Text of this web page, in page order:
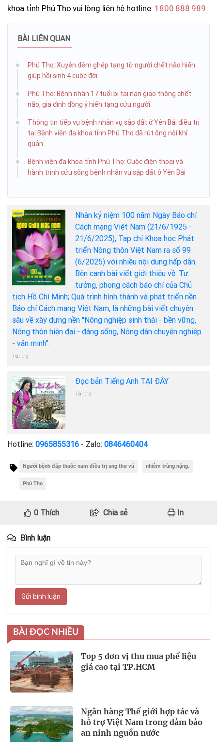
khoa tỉnh Phú Thọ vui lòng liên hệ hotline: 1800 888 989
BÀI LIÊN QUAN
Phú Thọ: Xuyên đêm ghép tạng từ người chết não hiến
giúp hồi sinh 4 cuộc đời
Phú Thọ: Bệnh nhân 17 tuổi bị tai nạn giao thông chết
não, gia đình đồng ý hiến tạng cứu người
Thông tin tiếp vụ bệnh nhân vụ sập đất ở Yên Bái điều trị
tại Bệnh viện đa khoa tỉnh Phú Thọ đã rút ống nội khí
quản
Bệnh viện đa khoa tỉnh Phú Thọ: Cuộc điện thoại và
hành trình cứu sống bệnh nhân vụ sập đất ở Yên Bái
Nhân kỷ niệm 100 năm Ngày Báo chí
Cách mạng Việt Nam (21/6/1925 -
21/6/2025), Tạp chí Khoa học Phát
triển Nông thôn Việt Nam ra số 99
(6/2025) với nhiều nội dung hấp dẫn.
Bên cạnh bài viết giới thiệu về: Tư
tưởng, phong cách báo chí của Chủ
tịch Hồ Chí Minh; Quá trình hình thành và phát triển nền
Báo chí Cách mạng Việt Nam, là những bài viết chuyên
sâu về xây dựng nền "Nông nghiệp sinh thái - bền vững,
Nông thôn hiện đại - đáng sống, Nông dân chuyên nghiệp
- văn minh".
Tài trợ
Đọc bản Tiếng Anh TẠI ĐÂY
Tài trợ
Hotline: 0965855316 - Zalo: 0846460404
Người bệnh đắp thuốc nam điều trị ung thư vú nhiễm trùng nặng.
Phú Thọ
0Thích Chia sẻ In
Bình luận
Gửi bình luận
BÀI ĐỌC NHIỀU
Top 5 đơn vị thu mua phế liệu
giá cao tại TP.HCM
Ngân hàng Thế giới hợp tác và
hỗ trợ Việt Nam trong đảm bảo
an ninh nguồn nước